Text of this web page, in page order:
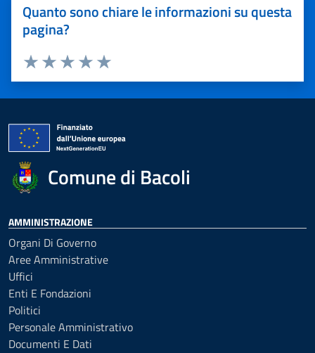
Quanto sono chiare le informazioni su questa
pagina?
Valuta 5 stelle su 5
Valuta 4 stelle su 5
Valuta 3 stelle su 5
Valuta 2 stelle su 5
Valuta 1 stelle su 5
Comune di Bacoli
AMMINISTRAZIONE
Organi Di Governo
Aree Amministrative
Uffici
Enti E Fondazioni
Politici
Personale Amministrativo
Documenti E Dati